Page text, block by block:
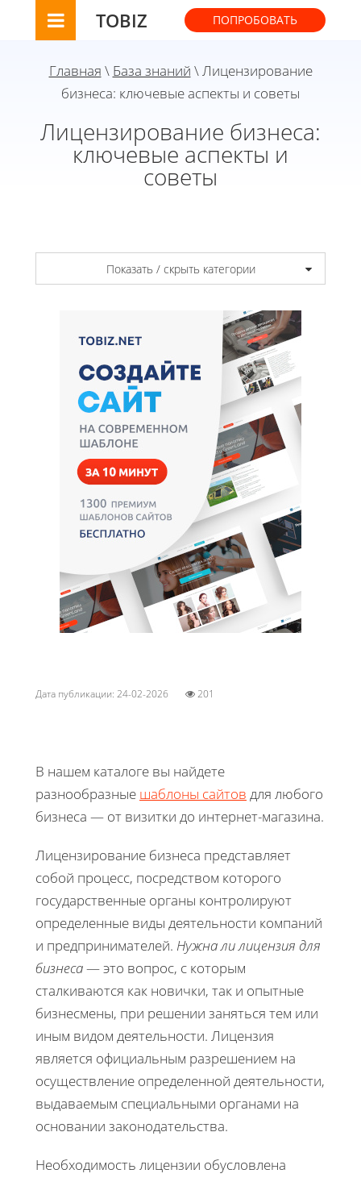
TOBIZ ПОПРОБОВАТЬ
Главная \ База знаний \ Лицензирование
бизнеса: ключевые аспекты и советы
Лицензирование бизнеса:
ключевые аспекты и
советы
Показать / скрыть категории
Дата публикации: 24-02-2026 201
В нашем каталоге вы найдете
разнообразные шаблоны сайтов для любого
бизнеса — от визитки до интернет-магазина.
Лицензирование бизнеса представляет
собой процесс, посредством которого
государственные органы контролируют
определенные виды деятельности компаний
и предпринимателей. Нужна ли лицензия для
бизнеса— это вопрос, с которым
сталкиваются как новички, так и опытные
бизнесмены, при решении заняться тем или
иным видом деятельности. Лицензия
является официальным разрешением на
осуществление определенной деятельности,
выдаваемым специальными органами на
основании законодательства.
Необходимость лицензии обусловлена